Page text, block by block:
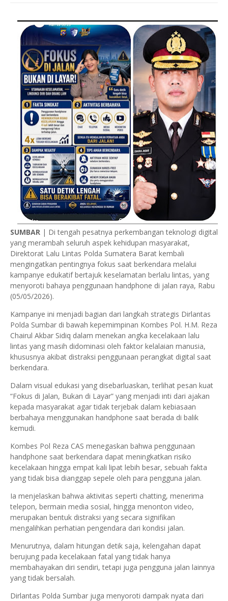
SUMBAR | Di tengah pesatnya perkembangan teknologi digital
yang merambah seluruh aspek kehidupan masyarakat,
Direktorat Lalu Lintas Polda Sumatera Barat kembali
mengingatkan pentingnya fokus saat berkendara melalui
kampanye edukatif bertajuk keselamatan berlalu lintas, yang
menyoroti bahaya penggunaan handphone di jalan raya, Rabu
(05/05/2026).
Kampanye ini menjadi bagian dari langkah strategis Dirlantas
Polda Sumbar di bawah kepemimpinan Kombes Pol. H.M. Reza
Chairul Akbar Sidiq dalam menekan angka kecelakaan lalu
lintas yang masih didominasi oleh faktor kelalaian manusia,
khususnya akibat distraksi penggunaan perangkat digital saat
berkendara.
Dalam visual edukasi yang disebarluaskan, terlihat pesan kuat
“Fokus di Jalan, Bukan di Layar” yang menjadi inti dari ajakan
kepada masyarakat agar tidak terjebak dalam kebiasaan
berbahaya menggunakan handphone saat berada di balik
kemudi.
Kombes Pol Reza CAS menegaskan bahwa penggunaan
handphone saat berkendara dapat meningkatkan risiko
kecelakaan hingga empat kali lipat lebih besar, sebuah fakta
yang tidak bisa dianggap sepele oleh para pengguna jalan.
Ia menjelaskan bahwa aktivitas seperti chatting, menerima
telepon, bermain media sosial, hingga menonton video,
merupakan bentuk distraksi yang secara signifikan
mengalihkan perhatian pengendara dari kondisi jalan.
Menurutnya, dalam hitungan detik saja, kelengahan dapat
berujung pada kecelakaan fatal yang tidak hanya
membahayakan diri sendiri, tetapi juga pengguna jalan lainnya
yang tidak bersalah.
Dirlantas Polda Sumbar juga menyoroti dampak nyata dari